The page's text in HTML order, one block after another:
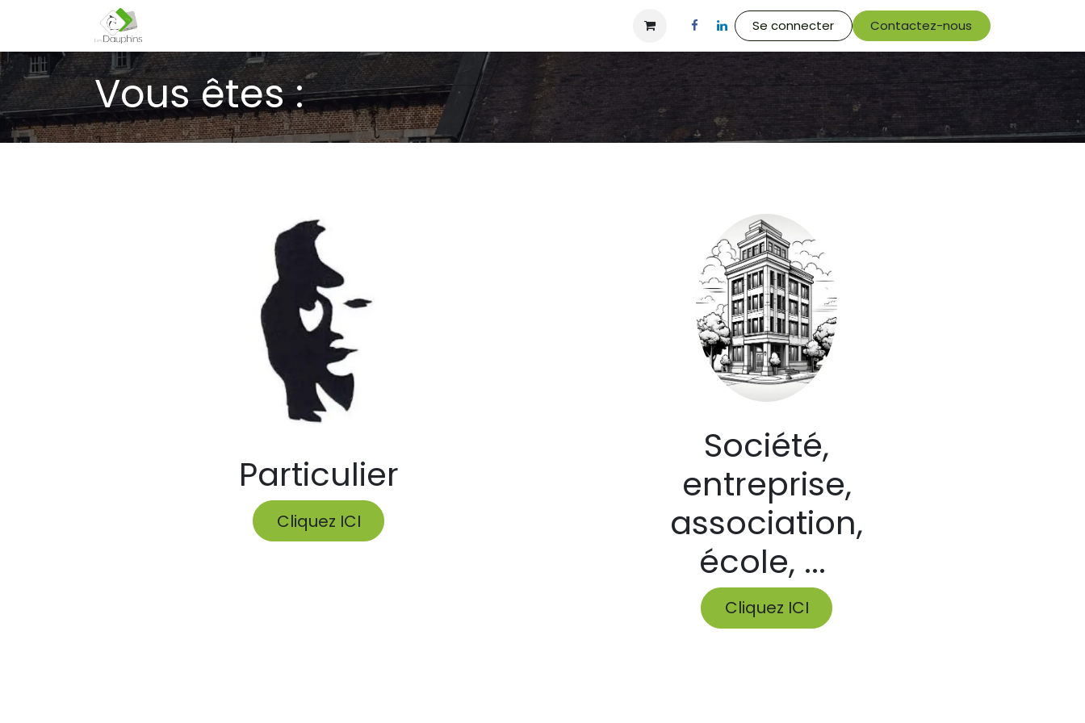
Blog CGV Offre d'emploi
Se connecter Contactez-nous
Vous êtes :
Société,
entreprise,
association,
école, ...
Cliquez ICI
Particulier
Cliquez ICI